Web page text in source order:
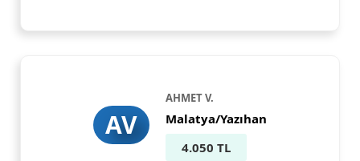
AV
AHMET V.
Malatya/Yazıhan
4.050 TL